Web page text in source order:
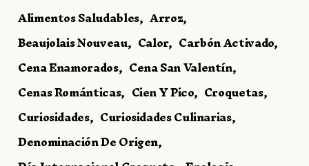
Alimentos Saludables Arroz
Beaujolais Nouveau Calor Carbón Activado
Cena Enamorados Cena San Valentín
Cenas Románticas Cien Y Pico Croquetas
Curiosidades Curiosidades Culinarias
Denominación De Origen